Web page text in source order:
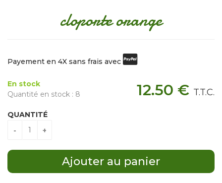
cloporte orange
Payement en 4X sans frais avec
12.50 € T.T.C.
En stock
Quantité en stock : 8
QUANTITÉ